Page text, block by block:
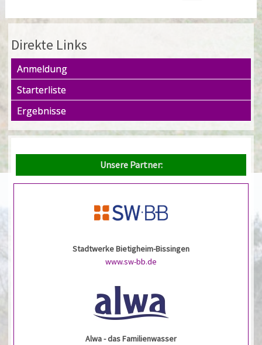
Direkte Links
Anmeldung
Starterliste
Ergebnisse
Unsere Partner:
Stadtwerke Bietigheim-Bissingen
www.sw-bb.de
Alwa - das Familienwasser